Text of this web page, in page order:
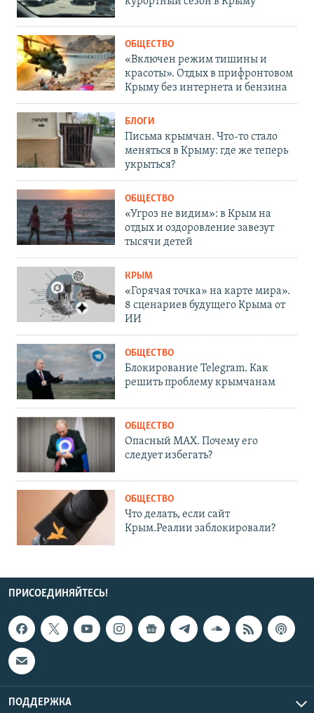
ОБЩЕСТВО
«Включен режим тишины и
красоты». Отдых в прифронтовом
Крыму без интернета и бензина
БЛОГИ
Письма крымчан. Что-то стало
меняться в Крыму: где же теперь
укрыться?
ОБЩЕСТВО
«Угроз не видим»: в Крым на
отдых и оздоровление завезут
тысячи детей
КРЫМ
«Горячая точка» на карте мира».
8 сценариев будущего Крыма от
ИИ
ОБЩЕСТВО
Блокирование Telegram. Как
решить проблему крымчанам
ОБЩЕСТВО
Опасный MAX. Почему его
следует избегать?
ОБЩЕСТВО
Что делать, если сайт
Крым.Реалии заблокировали?
ПРИСОЕДИНЯЙТЕСЬ!
ПОДДЕРЖКА